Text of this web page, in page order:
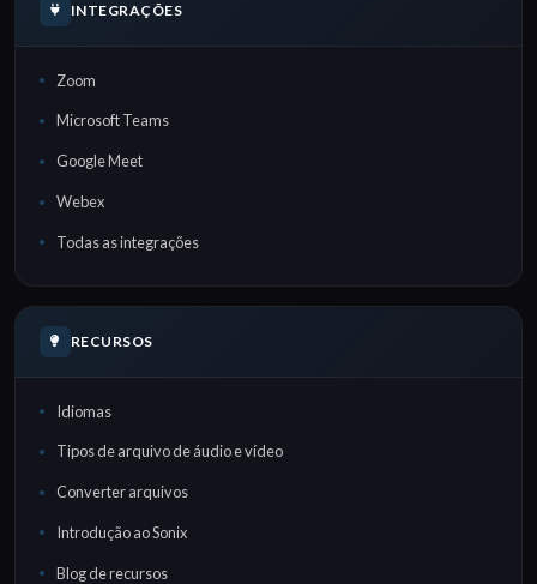
INTEGRAÇÕES
Zoom
Microsoft Teams
Google Meet
Webex
Todas as integrações
RECURSOS
Idiomas
Tipos de arquivo de áudio e vídeo
Converter arquivos
Introdução ao Sonix
Blog de recursos